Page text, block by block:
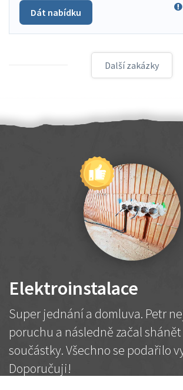
Dát nabídku
Další zakázky
Elektroinstalace
Super jednání a domluva. Petr
poruchu a následně začal
součástky. Všechno se podařilo
Doporučuji!